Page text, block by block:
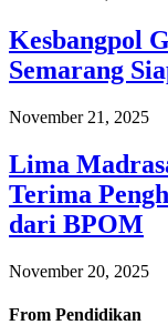
Kesbangpol
Semarang
November 21, 2025
Lima
Terima
dari BPOM
November 20, 2025
From Pendidikan